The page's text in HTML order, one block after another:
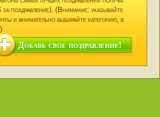
поздравление). (Внимание: указывайте
и внимательно выбирайте категорию, в
Добавь свое поздравление!